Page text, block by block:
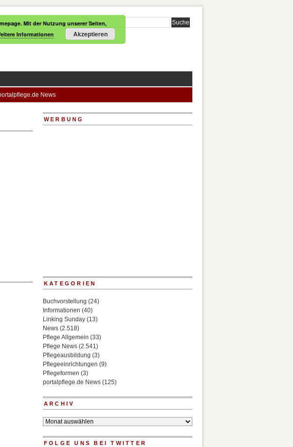
News
WERBUNG
KATEGORIEN
Buchvorstellung (24)
Informationen (40)
Linking Sunday (13)
News (2.518)
Pflege Allgemein (33)
Pflege News (2.541)
Pflegeausbildung (3)
Pflegeeinrichtungen (9)
Pflegeformen (3)
portalpflege.de News (125)
ARCHIV
Archiv
FOLGE UNS BEI TWITTER
Mit der Nutzung unserer Seiten,
Informationen Akzeptieren